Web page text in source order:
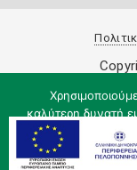
καλύτερη δυνατή